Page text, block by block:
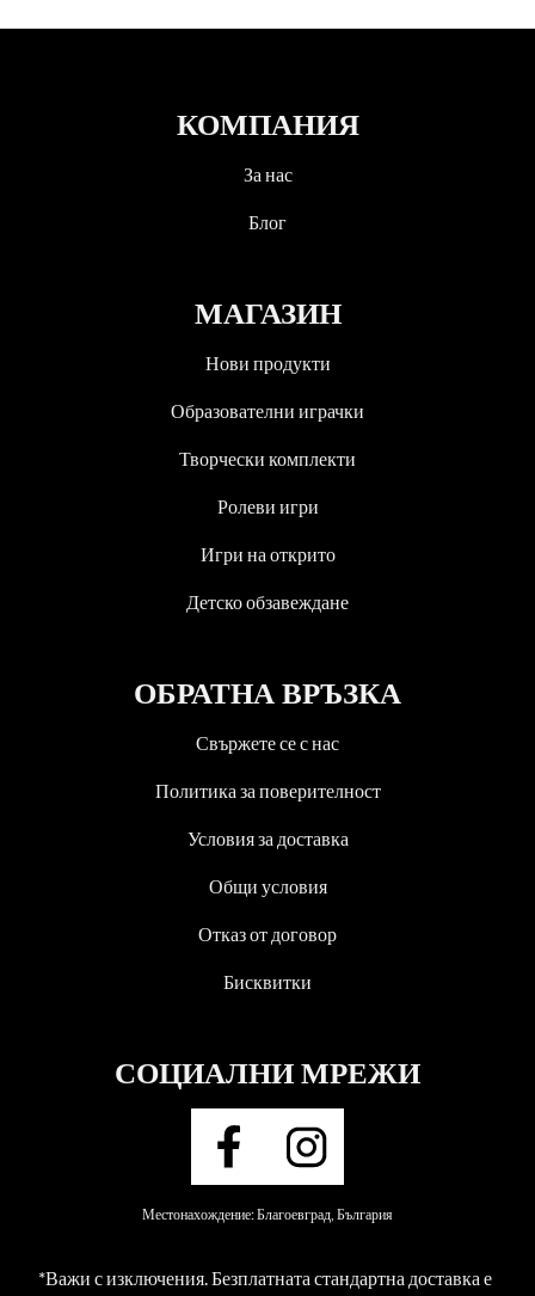
КОМПАНИЯ
За нас
Блог
МАГАЗИН
Нови продукти
Образователни играчки
Творчески комплекти
Ролеви игри
Игри на открито
Детско обзавеждане
ОБРАТНА ВРЪЗКА
Свържете се с нас
Политика за поверителност
Условия за доставка
Общи условия
Отказ от договор
Бисквитки
СОЦИАЛНИ МРЕЖИ
Местонахождение: Благоевград, България
*Важи с изключения. Безплатната стандартна доставка е